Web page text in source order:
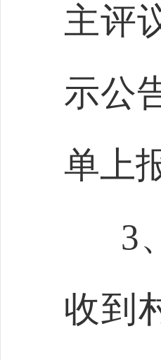
主评
示公
单上
3
收到